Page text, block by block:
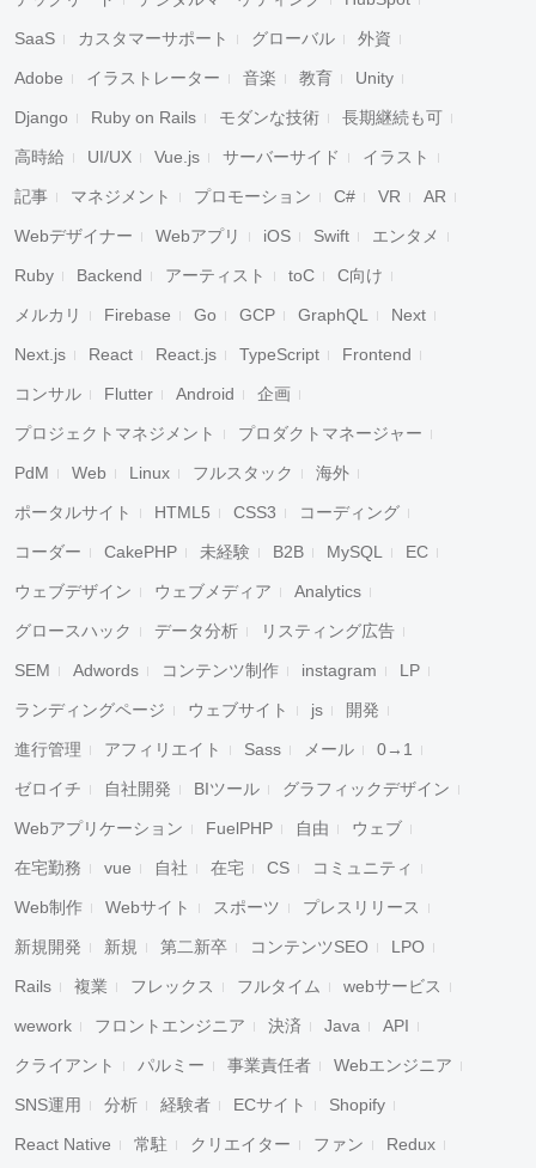
SaaS カスタマーサポート グローバル 外資
Adobe イラストレーター 音楽 教育 Unity
Django Ruby on Rails モダンな技術 長期継続も可
高時給 UI/UX Vue.js サーバーサイド イラスト
記事 マネジメント プロモーション C# VR AR
Webデザイナー Webアプリ iOS Swift エンタメ
Ruby Backend アーティスト toC C向け
メルカリ Firebase Go GCP GraphQL Next
Next.js React React.js TypeScript Frontend
コンサル Flutter Android 企画
プロジェクトマネジメント プロダクトマネージャー
PdM Web Linux フルスタック 海外
ポータルサイト HTML5 CSS3 コーディング
コーダー CakePHP 未経験 B2B MySQL EC
ウェブデザイン ウェブメディア Analytics
グロースハック データ分析 リスティング広告
SEM Adwords コンテンツ制作 instagram LP
ランディングページ ウェブサイト js 開発
進行管理 アフィリエイト Sass メール 0→1
ゼロイチ 自社開発 BIツール グラフィックデザイン
Webアプリケーション FuelPHP 自由 ウェブ
在宅勤務 vue 自社 在宅 CS コミュニティ
Web制作 Webサイト スポーツ プレスリリース
新規開発 新規 第二新卒 コンテンツSEO LPO
Rails 複業 フレックス フルタイム webサービス
wework フロントエンジニア 決済 Java API
クライアント パルミー 事業責任者 Webエンジニア
SNS運用 分析 経験者 ECサイト Shopify
React Native 常駐 クリエイター ファン Redux